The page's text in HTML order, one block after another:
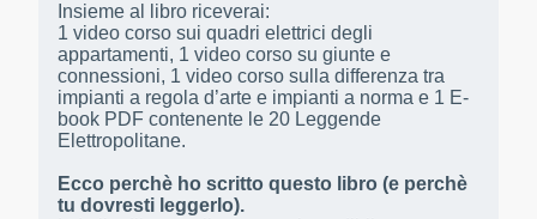
Insieme al libro riceverai:
1 video corso sui quadri elettrici degli
appartamenti, 1 video corso su giunte e
connessioni, 1 video corso sulla differenza tra
impianti a regola d’arte e impianti a norma e 1 E-
book PDF contenente le 20 Leggende
Elettropolitane.
Ecco perchè ho scritto questo libro (e perchè
tu dovresti leggerlo).